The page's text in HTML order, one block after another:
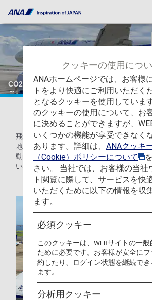
CO2排出量削減に貢献～プッシュバックせ
～
飛行機のエンジンは、飛行中だけでなく
地上移動する際にも使用しており、ANA
動中に排出されるCO2を削減するための
います。
クッキーの使用につ
ANAホームページでは、お客様
トをより快適にご利用いただく
となるクッキーを使用していま
のクッキーの使用について、お
に決めることができますが、
いくつかの機能が享受できなく
あります。詳細は、 ANAクッキ
（Cookie）ポリシーについて
さい。 当社では、お客様の当社
ト閲覧に際して、サービスを快
いただくために以下の情報を収
ます。
必須クッキー
このクッキーは、WEBサイトの一
ために必要です。お客様が安全に
約したり、ログイン状態を継続でき
ます。
分析用クッキー